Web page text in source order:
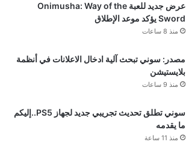
عرض جديد للعبة Onimusha: Way of the
Sword يؤكد موعد الإطلاق
منذ 8 ساعات
مصدر: سوني تبحث آلية ادخال الاعلانات في أنظمة
بلايستيشن
منذ 9 ساعات
سوني تطلق تحديث تجريبي جديد لجهاز PS5..إليكم
ما يقدمه
منذ 11 ساعة